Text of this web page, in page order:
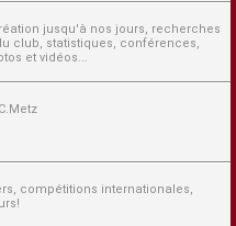
jusqu'à nos jours, recherches
club, statistiques, conférences,
et vidéos...
compétitions internationales,